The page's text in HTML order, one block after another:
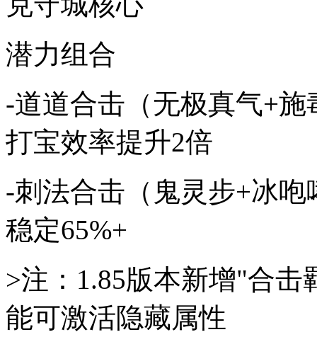
潜力组合
-道道合击（无极真气+
打宝效率提升2倍
-刺法合击（鬼灵步+冰
稳定65%+
>注：1.85版本新增"合
能可激活隐藏属性